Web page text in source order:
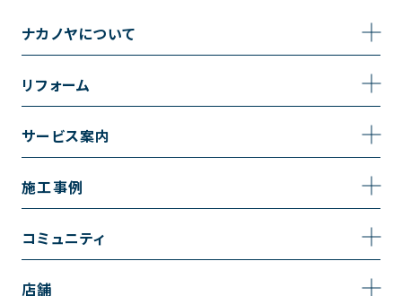
ナカノヤについて
事業内容
採用情報
リフォーム
トイレのリフォーム
キッチンのリフォーム
サービス案内
サービスの流れ
施工事例
施工事例一覧
コミュニティ
コミュニティ
店舗